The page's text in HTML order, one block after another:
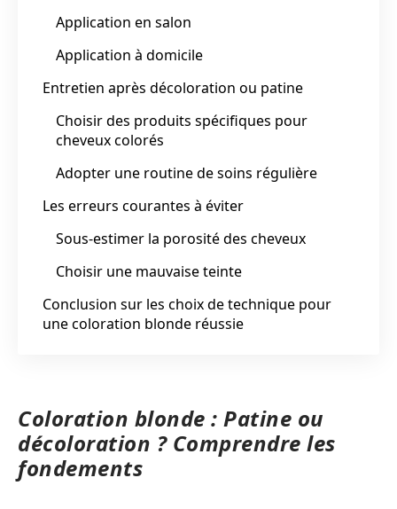
Application en salon
Application à domicile
Entretien après décoloration ou patine
Choisir des produits spécifiques pour
cheveux colorés
Adopter une routine de soins régulière
Les erreurs courantes à éviter
Sous-estimer la porosité des cheveux
Choisir une mauvaise teinte
Conclusion sur les choix de technique pour
une coloration blonde réussie
Coloration blonde : Patine ou
décoloration ? Comprendre les
fondements